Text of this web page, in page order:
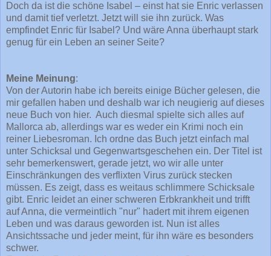
Doch da ist die schöne Isabel – einst hat sie Enric verlassen
und damit tief verletzt. Jetzt will sie ihn zurück. Was
empfindet Enric für Isabel? Und wäre Anna überhaupt stark
genug für ein Leben an seiner Seite?
Meine Meinung:
Von der Autorin habe ich bereits einige Bücher gelesen, die
mir gefallen haben und deshalb war ich neugierig auf dieses
neue Buch von hier. Auch diesmal spielte sich alles auf
Mallorca ab, allerdings war es weder ein Krimi noch ein
reiner Liebesroman. Ich ordne das Buch jetzt einfach mal
unter Schicksal und Gegenwartsgeschehen ein. Der Titel ist
sehr bemerkenswert, gerade jetzt, wo wir alle unter
Einschränkungen des verflixten Virus zurück stecken
müssen. Es zeigt, dass es weitaus schlimmere Schicksale
gibt. Enric leidet an einer schweren Erbkrankheit und trifft
auf Anna, die vermeintlich "nur" hadert mit ihrem eigenen
Leben und was daraus geworden ist. Nun ist alles
Ansichtssache und jeder meint, für ihn wäre es besonders
schwer.